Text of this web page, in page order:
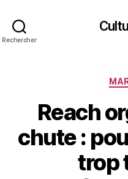
Rechercher
Reach
chute :
trop